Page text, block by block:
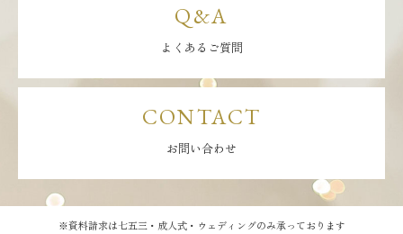
Q&A
よくあるご質問
CONTACT
お問い合わせ
※資料請求は七五三・成人式・ウェディングのみ承っております